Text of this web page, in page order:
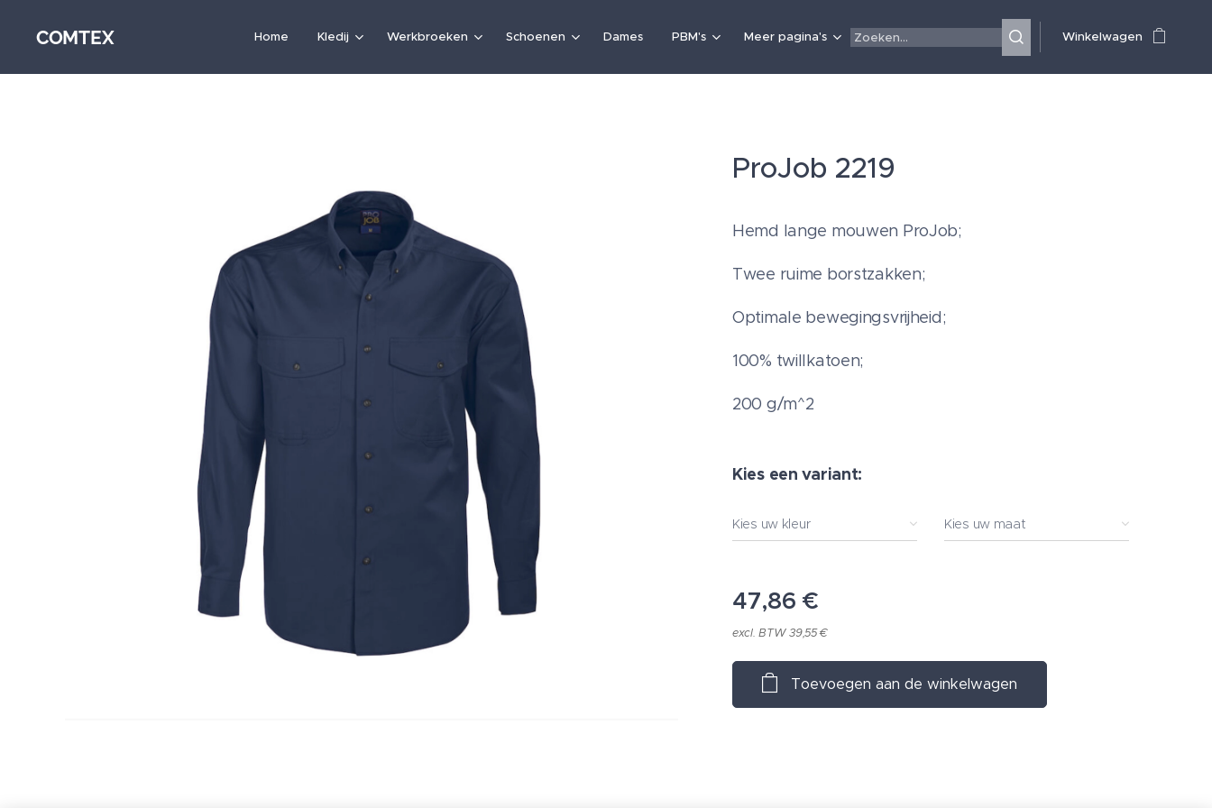
COMTEX Home Kledij Werkbroeken Schoenen Dames PBM's Meer pagina's Winkelwagen
ProJob 2219
Hemd lange mouwen ProJob;
Twee ruime borstzakken;
Optimale bewegingsvrijheid;
100% twillkatoen;
200 g/m^2
Kies een variant:
Kies uw kleur Kies uw maat
47,86 €
excl. BTW 39,55 €
Toevoegen aan de winkelwagen